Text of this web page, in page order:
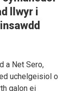
llwyr i
a Net Sero,
uchelgeisiol o
galon ei